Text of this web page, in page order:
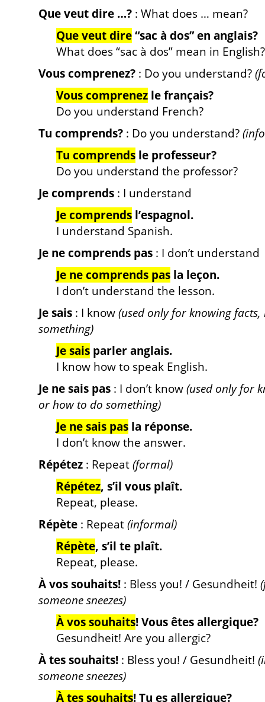
Que veut dire …? : What does … mean?
Que veut dire“sac à dos” en anglais?
What does “sac à dos” mean in English?
Vous comprenez? : Do you understand?
Vous comprenez le français?
Do you understand French?
Tu comprends? : Do you understand?
Tu comprends le professeur?
Do you understand the professor?
Je comprends : I understand
Je comprends l’espagnol.
I understand Spanish.
Je ne comprends pas : I don’t understand
Je ne comprends pas la leçon.
I don’t understand the lesson.
Je sais : I know(used only for knowing
something)
Je sais parler anglais.
I know how to speak English.
Je ne sais pas : I don’t know(used only for
or how to do something)
Je ne sais pas la réponse.
I don’t know the answer.
Répétez : Repeat(formal)
Répétez, s’il vous plaît.
Repeat, please.
Répète : Repeat(informal)
Répète, s’il te plaît.
Repeat, please.
À vos souhaits! : Bless you! / Gesundheit!
someone sneezes)
À vos souhaits! Vous êtes allergique?
Gesundheit! Are you allergic?
À tes souhaits! : Bless you! / Gesundheit!
someone sneezes)
À tes souhaits! Tu es allergique?